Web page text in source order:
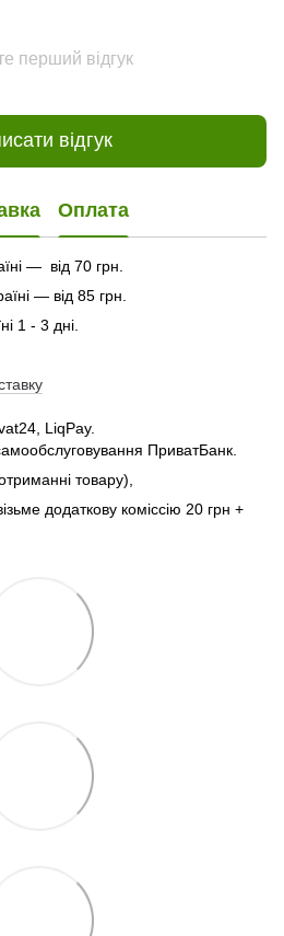
перший відгук
відгук
Оплата
— від 70 грн.
— від 85 грн.
1 - 3 дні.
LiqPay.
ПриватБанк.
товару),
додаткову коміссію 20 грн +